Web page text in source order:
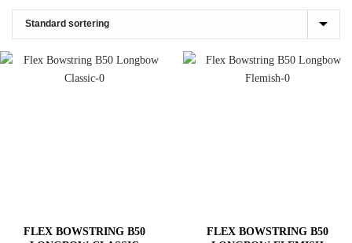
FLEX BOWSTRING B50
FLEX BOWSTRING B50